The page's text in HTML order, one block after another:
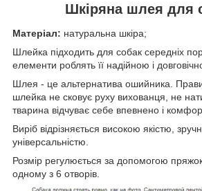
Шкіряна шлея для
Матеріал: натуральна шкіра;
Шлейка підходить для собак середніх
елементи роблять її надійною і
Шлея - це альтернатива ошийника.
шлейка не сковує руху вихованця, не
тварина відчуває себе впевнено і
Виріб відрізняється високою якістю,
універсальністю.
Розмір регулюється за допомогою
одному з 6 отворів.